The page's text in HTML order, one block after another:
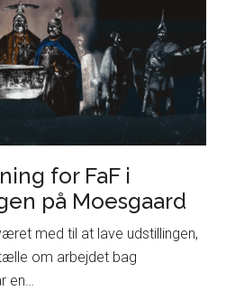
for FaF i
på Moesgaard
med til at lave udstillingen,
om arbejdet bag
en…